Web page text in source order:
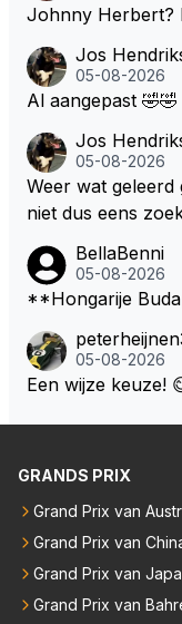
Jos
05-08-2026
Al aangepast 🤣🤣
Jos
05-08-2026
Weer wat geleerd
niet dus eens
BellaBenni
05-08-2026
**Hongarije
05-08-2026
Een wijze keuze!
GRANDS PRIX
Grand Prix van
Grand Prix van
Grand Prix van
Grand Prix van